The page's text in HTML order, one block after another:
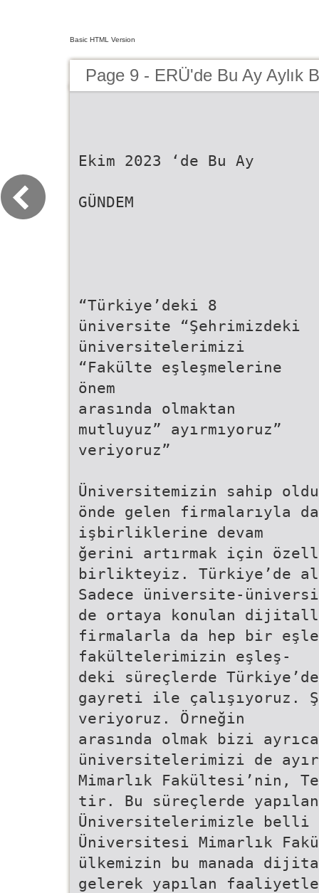
Basic HTML Version
Page 9 - ERÜ'de Bu Ay Aylık
Ekim 2023 ‘de Bu Ay
GÜNDEM
“Türkiye’deki 8
üniversite “Şehrimizdeki
üniversitelerimizi
“Fakülte eşleşmelerine
önem
arasında olmaktan
mutluyuz” ayırmıyoruz”
veriyoruz”
Üniversitemizin sahip
önde gelen firmalarıyla
işbirliklerine devam
ğerini artırmak için
birlikteyiz. Türkiye’de
Sadece üniversite-
de ortaya konulan
firmalarla da hep bir
fakültelerimizin eşleş-
deki süreçlerde
gayreti ile çalışıyoruz.
veriyoruz. Örneğin
arasında olmak bizi
üniversitelerimizi de
Mimarlık Fakültesi’nin,
tir. Bu süreçlerde
Üniversitelerimizle belli
Üniversitesi Mimarlık
ülkemizin bu manada
gelerek yapılan